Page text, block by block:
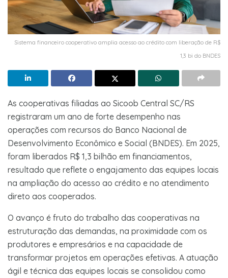
Sistema financeiro cooperativo amplia acesso ao crédito com liberação de R$
1,3 bi do BNDES
As cooperativas filiadas ao Sicoob Central SC/RS
registraram um ano de forte desempenho nas
operações com recursos do Banco Nacional de
Desenvolvimento Econômico e Social (BNDES). Em 2025,
foram liberados R$ 1,3 bilhão em financiamentos,
resultado que reflete o engajamento das equipes locais
na ampliação do acesso ao crédito e no atendimento
direto aos cooperados.
O avanço é fruto do trabalho das cooperativas na
estruturação das demandas, na proximidade com os
produtores e empresários e na capacidade de
transformar projetos em operações efetivas. A atuação
ágil e técnica das equipes locais se consolidou como